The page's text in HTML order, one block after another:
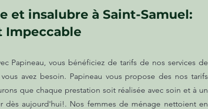
et insalubre à Saint-Samuel:
Impeccable
Papineau, vous bénéficiez de tarifs de nos services de
avez besoin. Papineau vous propose des nos tarifs
que chaque prestation soit réalisée avec soin et à un
aujourd'hui!. Nos femmes de ménage nettoient en